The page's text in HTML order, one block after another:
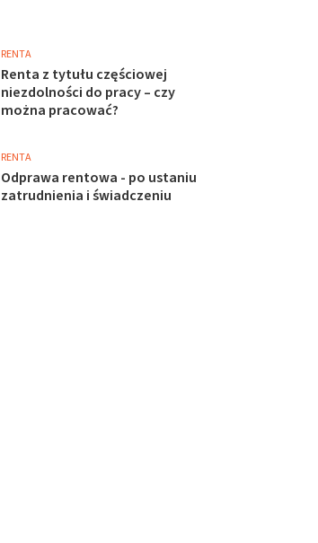
RENTA
Renta z tytułu częściowej
niezdolności do pracy – czy
można pracować?
RENTA
Odprawa rentowa - po ustaniu
zatrudnienia i świadczeniu